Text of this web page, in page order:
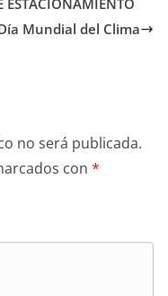
Mundial del Clima
no será publicada.
con *